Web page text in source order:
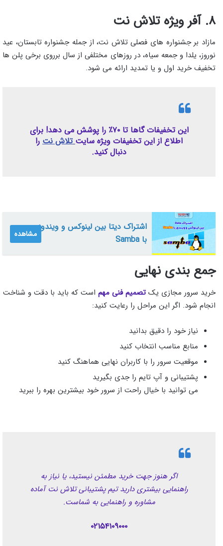
۸. آفر ویژه تلاش‌ نت
مازاد بر جشنواره های فصلی تلاش نت، از جمله جشنواره تابستان، عید
نوروز، یلدا و جمعه سیاه، در روزهای مختلفی از سال برروی برخی پلن ها
تخفیف خرید اول و یا تمدید ارائه می شود.
این تخفیفات گاها تا ۷۰٪ را پوشش می دهد! برای
اطلاع از این تخفیفات ویژه سایت تلاش نت را
دنبال کنید.
اشتراک دیتا بین لینوکس و ویندوز
با Samba
مشاهده
جمع‌ بندی نهایی
خرید سرور مجازی یک تصمیم فنی مهم است که باید با دقت و شناخت
انجام شود. اگر این مراحل را رعایت کنید:
نیاز خود را دقیق بدانید
منابع مناسب انتخاب کنید
موقعیت سرور را با کاربران نهایی هماهنگ کنید
پشتیبانی و آپ‌ تایم را جدی بگیرید
می‌ توانید با خیال راحت از سرور خود بیشترین بهره را ببرید
اگر هنوز جهت خرید مطمئن نیستید، یا نیاز به
راهنمایی بیشتری دارید تیم پشتیبانی تلاش‌ نت آماده
مشاوره و راهنمایی به شماست.
۰۲۱۵۴۱۰۹۰۰۰